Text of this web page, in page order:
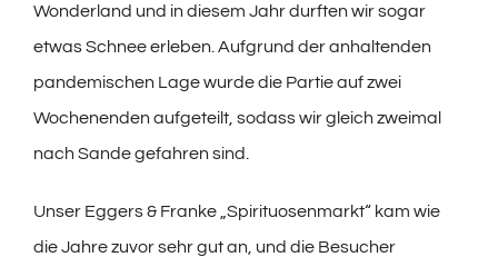
Wonderland und in diesem Jahr durften wir sogar
etwas Schnee erleben. Aufgrund der anhaltenden
pandemischen Lage wurde die Partie auf zwei
Wochenenden aufgeteilt, sodass wir gleich zweimal
nach Sande gefahren sind.
Unser Eggers & Franke „Spirituosenmarkt“ kam wie
die Jahre zuvor sehr gut an, und die Besucher